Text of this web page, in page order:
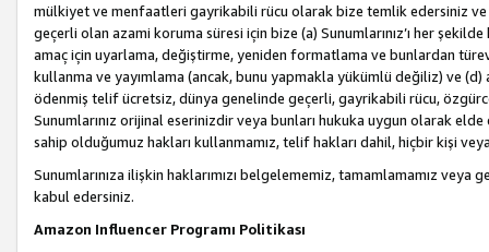
mülkiyet ve menfaatleri gayrikabili rücu olarak bize temlik edersiniz ve
geçerli olan azami koruma süresi için bize (a) Sunumlarınız’ı her
amaç için uyarlama, değiştirme, yeniden formatlama ve bunlardan türev
kullanma ve yayımlama (ancak, bunu yapmakla yükümlü değiliz) ve
ödenmiş telif ücretsiz, dünya genelinde geçerli, gayrikabili rücu,
Sunumlarınız orijinal eserinizdir veya bunları hukuka uygun olarak
sahip olduğumuz hakları kullanmamız, telif hakları dahil, hiçbir kişi
Sunumlarınıza ilişkin haklarımızı belgelememiz, tamamlamamız
kabul edersiniz.
Amazon Influencer Programı Politikası